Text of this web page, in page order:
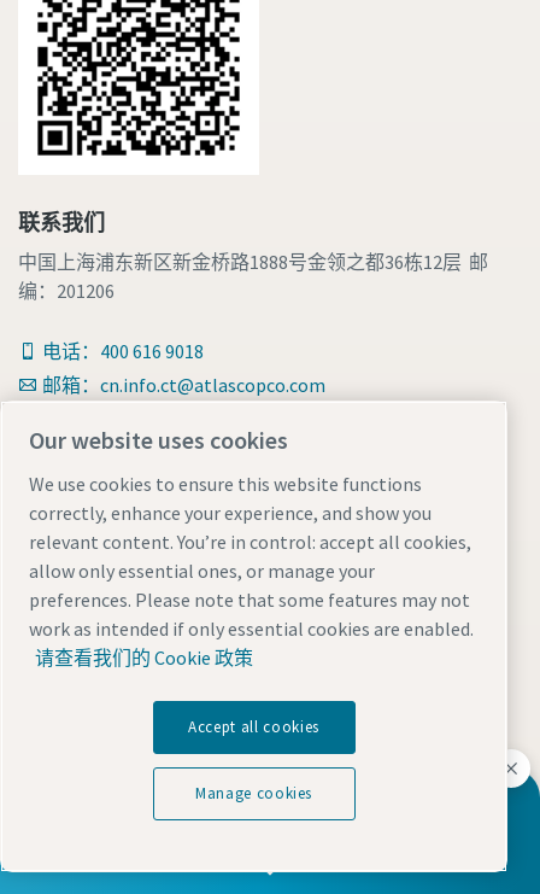
无油空气压缩机
联系我们
中国上海浦东新区新金桥路1888号金领之都36栋12层 邮
编：201206
电话：400 616 9018
邮箱：cn.info.ct@atlascopco.com
售后服务小程序
Our website uses cookies
We use cookies to ensure this website functions
correctly, enhance your experience, and show you
relevant content. You’re in control: accept all cookies,
allow only essential ones, or manage your
preferences. Please note that some features may not
work as intended if only essential cookies are enabled.
请查看我们的 Cookie 政策
Accept all cookies
Manage cookies